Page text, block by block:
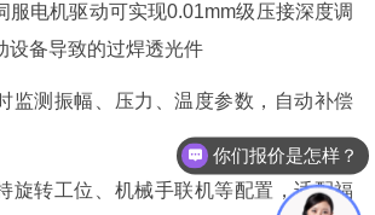
服电机驱动可实现0.01mm级压接深度调
设备导致的过焊透光件
监测振幅、压力、温度参数，自动补偿
旋转工位、机械手联机等配置，适配福
你们报价是怎样？